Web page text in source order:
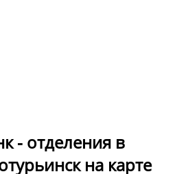
- отделения в
на карте